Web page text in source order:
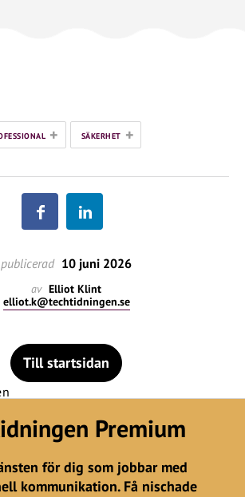
+ SÄKERHET +
publicerad 10 juni 2026
av Elliot Klint
elliot.k@techtidningen.se
Till startsidan
Premium
för dig som jobbar med
kommunikation. Få nischade